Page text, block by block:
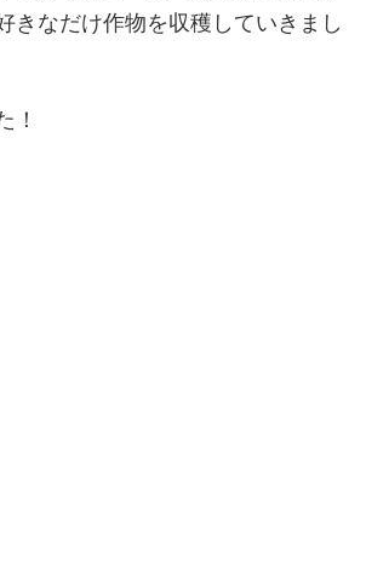
きなだけ作物を収穫していきまし
！